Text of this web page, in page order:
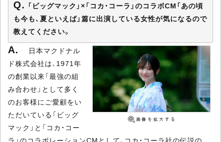
「ビッグマック」×「コカ・コーラ」のコラボCM「あの頃
も今も、夏といえば」篇に出演している女性が気になるので
教えてください。
日本マクドナル
ド株式会社は、1971年
の創業以来「最強の組
み合わせ」として多く
のお客様にご愛顧をい
ただいている「ビッグ
マック」と「コカ・コー
ラ」のコラボレーションCMとして、コカ・コーラ社の伝説の